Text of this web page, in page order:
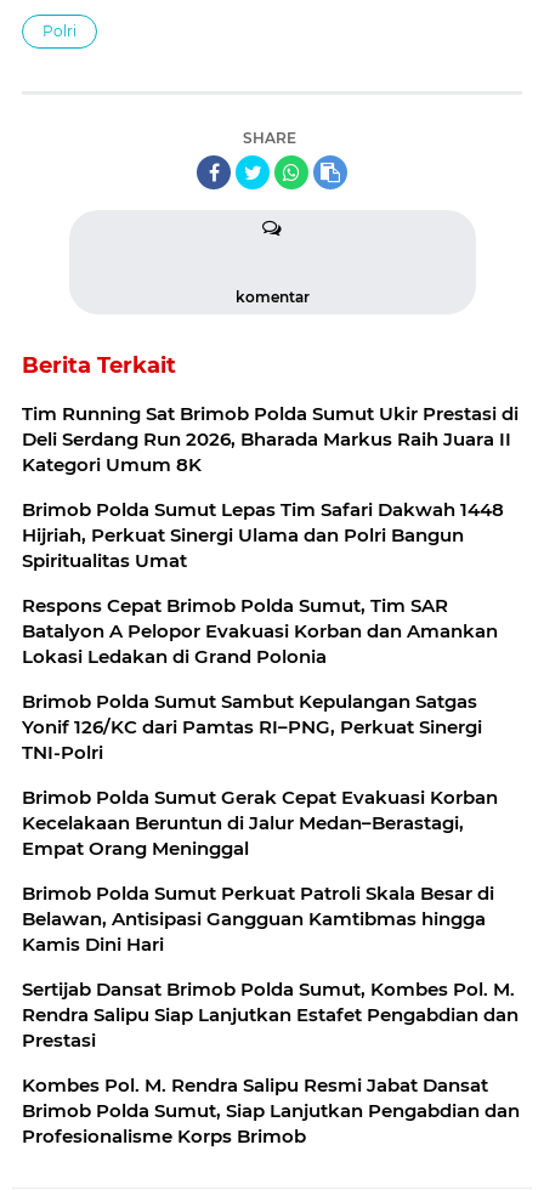
Polri
SHARE
komentar
Berita Terkait
Tim Running Sat Brimob Polda Sumut Ukir Prestasi di
Deli Serdang Run 2026, Bharada Markus Raih Juara II
Kategori Umum 8K
Brimob Polda Sumut Lepas Tim Safari Dakwah 1448
Hijriah, Perkuat Sinergi Ulama dan Polri Bangun
Spiritualitas Umat
Respons Cepat Brimob Polda Sumut, Tim SAR
Batalyon A Pelopor Evakuasi Korban dan Amankan
Lokasi Ledakan di Grand Polonia
Brimob Polda Sumut Sambut Kepulangan Satgas
Yonif 126/KC dari Pamtas RI–PNG, Perkuat Sinergi
TNI-Polri
Brimob Polda Sumut Gerak Cepat Evakuasi Korban
Kecelakaan Beruntun di Jalur Medan–Berastagi,
Empat Orang Meninggal
Brimob Polda Sumut Perkuat Patroli Skala Besar di
Belawan, Antisipasi Gangguan Kamtibmas hingga
Kamis Dini Hari
Sertijab Dansat Brimob Polda Sumut, Kombes Pol. M.
Rendra Salipu Siap Lanjutkan Estafet Pengabdian dan
Prestasi
Kombes Pol. M. Rendra Salipu Resmi Jabat Dansat
Brimob Polda Sumut, Siap Lanjutkan Pengabdian dan
Profesionalisme Korps Brimob